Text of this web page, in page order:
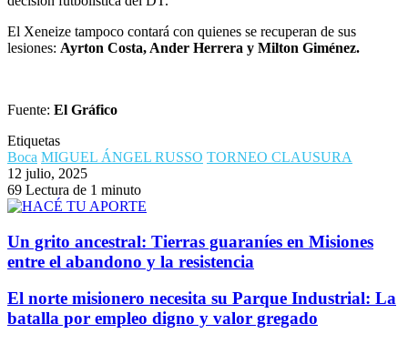
El Xeneize tampoco contará con quienes se recuperan de sus
lesiones: Ayrton Costa, Ander Herrera y Milton Giménez.
Fuente: El Gráfico
Etiquetas
Boca MIGUEL ÁNGEL RUSSO TORNEO CLAUSURA
12 julio, 2025
69 Lectura de 1 minuto
Un grito ancestral: Tierras guaraníes en Misiones
entre el abandono y la resistencia
El norte misionero necesita su Parque Industrial: La
batalla por empleo digno y valor gregado